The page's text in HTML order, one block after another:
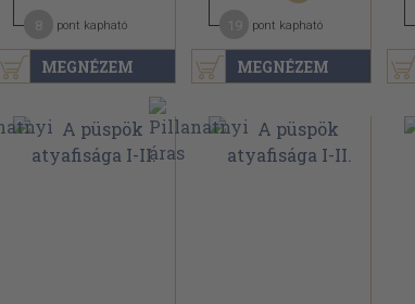
MEGNÉZEM
pont kapható
MEGNÉZEM
pont kapható